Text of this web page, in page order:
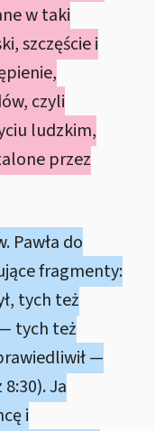
w taki
szczęście i
czyli
ludzkim,
przez
Pawła do
fragmenty:
tych też
tych też
—
Ja
i